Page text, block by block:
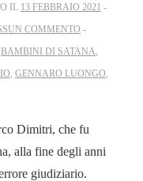
IL 13 FEBBRAIO 2021
COMMENTO
BAMBINI DI SATANA
GENNARO LUONGO
Dimitri, che fu
alla fine degli anni
giudiziario.